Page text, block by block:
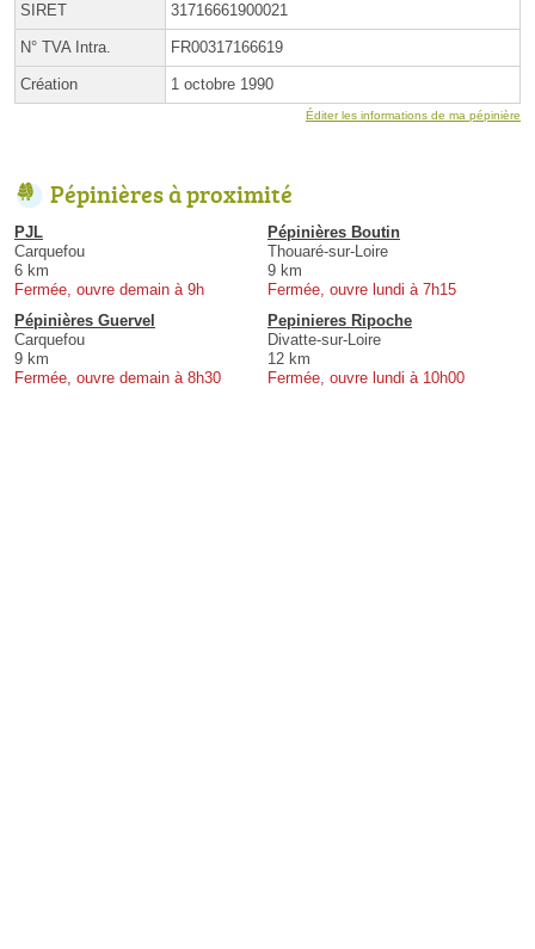
SIRET 31716661900021
N° TVA Intra. FR00317166619
Création 1 octobre 1990
Éditer les informations de ma pépinière
Pépinières à proximité
PJL
Carquefou
6 km
Fermée, ouvre demain à 9h
Pépinières Boutin
Thouaré-sur-Loire
9 km
Fermée, ouvre lundi à 7h15
Pépinières Guervel
Carquefou
9 km
Fermée, ouvre demain à 8h30
Pepinieres Ripoche
Divatte-sur-Loire
12 km
Fermée, ouvre lundi à 10h00